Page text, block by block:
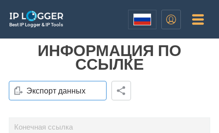
Best IP Logger & IP Tools
ИНФОРМАЦИЯ ПО
ССЫЛКЕ
Экспорт данных
Конечная ссылка